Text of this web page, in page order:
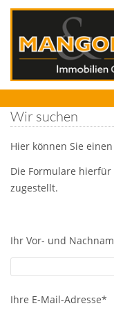
Wir suchen
Hier können Sie
Die Formulare
zugestellt.
Ihr Vor- und
Ihre E-Mail-Adresse*